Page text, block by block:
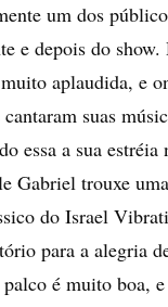
um dos
e depois do show.
aplaudida, e
suas
essa a sua estréia
Gabriel trouxe
do Israel
para a alegria
é muito boa,